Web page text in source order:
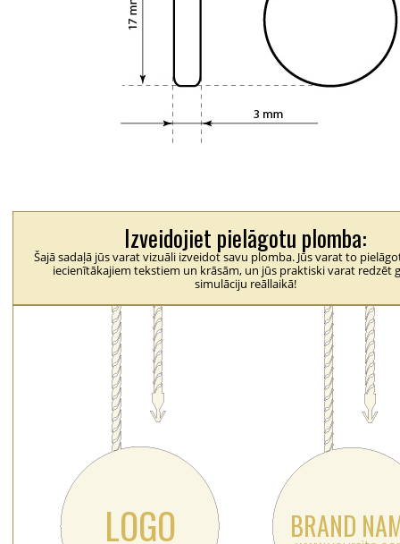
Izveidojiet pielāgotu plomba:
Šajā sadaļā jūs varat vizuāli izveidot savu plomba. Jūs varat to
iecienītākajiem tekstiem un krāsām, un jūs praktiski varat redzēt
simulāciju reāllaikā!